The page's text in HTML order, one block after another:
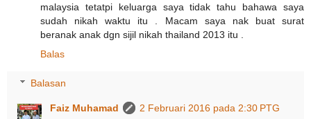
malaysia tetatpi keluarga saya tidak tahu bahawa saya
sudah nikah waktu itu . Macam saya nak buat surat
beranak anak dgn sijil nikah thailand 2013 itu .
Balas
Balasan
Faiz Muhamad
2 Februari 2016 pada 2:30 PTG